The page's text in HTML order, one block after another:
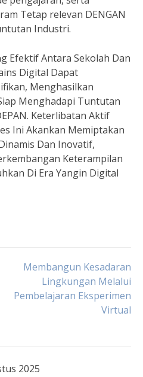
Tetap relevan DENGAN
Industri.
Efektif Antara Sekolah Dan
Digital Dapat
Menghasilkan
Menghadapi Tuntutan
Keterlibatan Aktif
Ini Akankan Memiptakan
Dan Inovatif,
Keterampilan
Di Era Yangin Digital
Membangun Kesadaran
Lingkungan Melalui
Pembelajaran Eksperimen
Virtual
2025